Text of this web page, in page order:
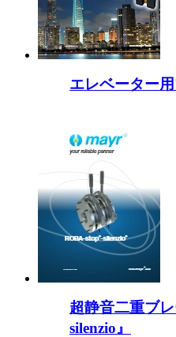
エレベーター
超静音二重ブ
silenzio』